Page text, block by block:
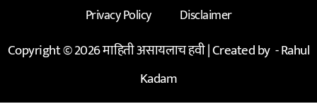
Privacy Policy
Disclaimer
Copyright © 2026 माहिती असायलाच हवी | Created by -Rahul
Kadam